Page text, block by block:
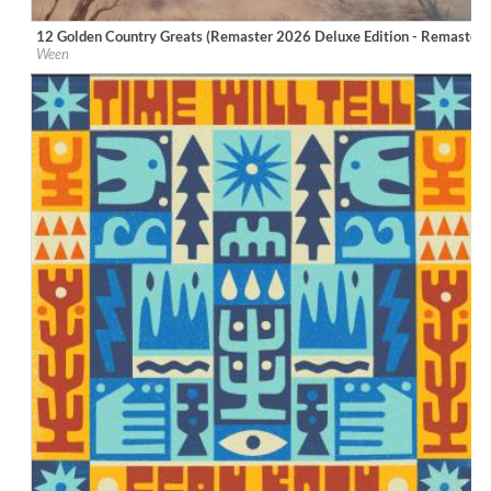
Label:Rhino/Elektra
Genre:
12 Golden Country Greats (Remaster 2026 Deluxe Edition - Remaster)
Ween